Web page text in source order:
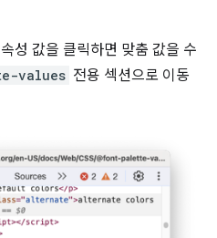
속성 값을 클릭하면 맞춤 값을 수
values 전용 섹션으로 이동